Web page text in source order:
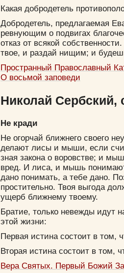
Какая добродетель
Добродетель, предлагаемая
ревнующим о подвигах
отказ от всякой
твое, и раздай нищим; и
Пространный Православный
О восьмой заповеди
Николай Сербский,
Не кради
Не огорчай ближнего своего
делают лисы и мыши, если
зная закона о воровстве; и
вред. И лиса, и мышь
дано понимать, а тебе дано.
простительно. Твоя выгода
ущерб ближнему твоему.
Братие, только невежды идут
этой жизни:
Первая истина состоит в том,
Вторая истина состоит в том,
Вера Святых. Первый Божий